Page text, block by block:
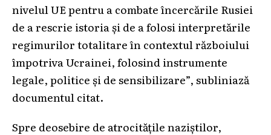
nivelul UE pentru a combate încercările Rusiei
de a rescrie istoria şi de a folosi interpretările
regimurilor totalitare în contextul războiului
împotriva Ucrainei, folosind instrumente
legale, politice şi de sensibilizare”, subliniază
documentul citat.
Spre deosebire de atrocităţile naziştilor,